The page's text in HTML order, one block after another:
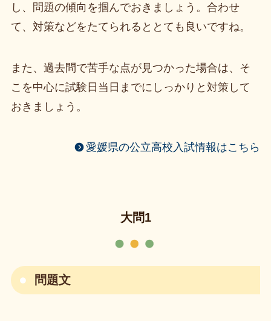
し、問題の傾向を掴んでおきましょう。合わせ
て、対策などをたてられるととても良いですね。
また、過去問で苦手な点が見つかった場合は、そ
こを中心に試験日当日までにしっかりと対策して
おきましょう。
愛媛県の公立高校入試情報はこちら
大問1
問題文